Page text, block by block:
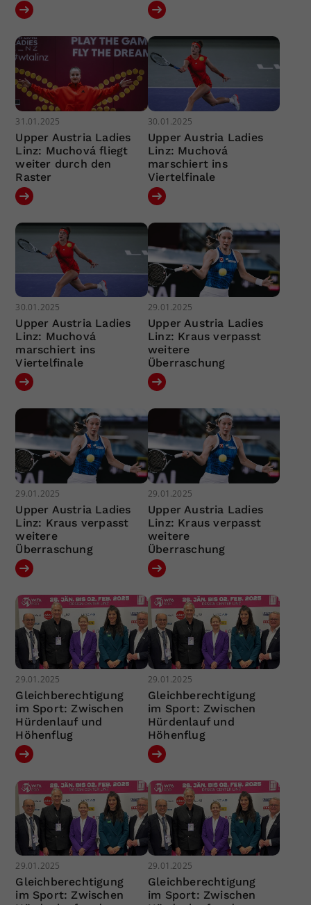
31.01.2025
Upper Austria Ladies
Linz: Muchová fliegt
weiter durch den
Raster
30.01.2025
Upper Austria Ladies
Linz: Muchová
marschiert ins
Viertelfinale
30.01.2025
Upper Austria Ladies
Linz: Muchová
marschiert ins
Viertelfinale
29.01.2025
Upper Austria Ladies
Linz: Kraus verpasst
weitere
Überraschung
29.01.2025
Upper Austria Ladies
Linz: Kraus verpasst
weitere
Überraschung
29.01.2025
Upper Austria Ladies
Linz: Kraus verpasst
weitere
Überraschung
29.01.2025
Gleichberechtigung
im Sport: Zwischen
Hürdenlauf und
Höhenflug
29.01.2025
Gleichberechtigung
im Sport: Zwischen
Hürdenlauf und
Höhenflug
29.01.2025
Gleichberechtigung
im Sport: Zwischen
29.01.2025
Gleichberechtigung
im Sport: Zwischen